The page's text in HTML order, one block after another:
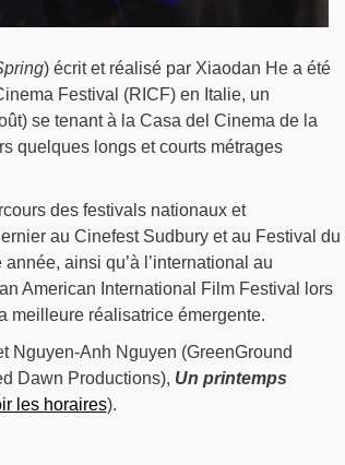
) écrit et réalisé par Xiaodan He a été
Festival (RICF) en Italie, un
se tenant à la Casa del Cinema de la
quelques longs et courts métrages
des festivals nationaux et
au Cinefest Sudbury et au Festival du
ainsi qu’à l’international au
American International Film Festival lors
meilleure réalisatrice émergente.
Nguyen-Anh Nguyen (GreenGround
Dawn Productions), Un printemps
les horaires).